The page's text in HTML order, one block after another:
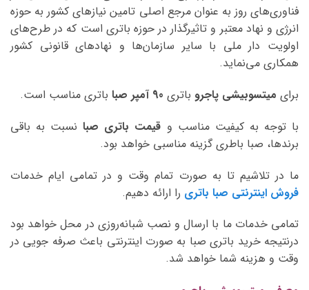
فناوری‌های روز به عنوان مرجع اصلی تامین نیازهای کشور به حوزه
انرژی و نهاد معتبر و تاثیرگذار در حوزه باتری است که در طرح‌های
اولویت دار ملی با سایر سازمان‌ها و نهادهای قانونی کشور
همکاری می‌نماید.
برای میتسوبیشی پاجرو باتری
باتری مناسب است.
با توجه به کیفیت مناسب و قیمت باتری صبانسبت به باقی
برندها، صبا باطری گزینه مناسبی خواهد بود.
ما در تلاشیم تا به صورت تمام وقت و در تمامی ایام خدمات
فروش اینترنتی صبا باتری را ارائه دهیم.
تمامی خدمات ما با ارسال و نصب شبانه‌روزی در محل خواهد بود
درنتیجه خرید باتری صبا به صورت اینترنتی باعث صرفه جویی در
وقت و هزینه شما خواهد شد.